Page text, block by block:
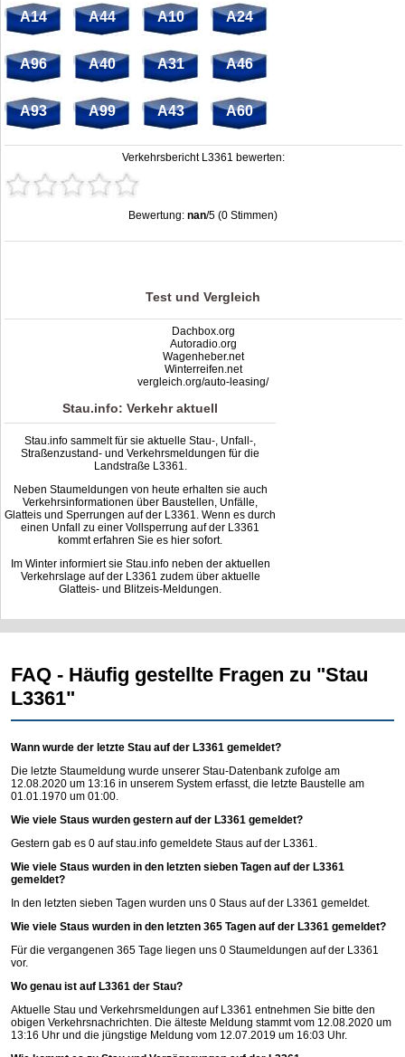
A14 A44 A10 A24
A96 A40 A31 A46
A93 A99 A43 A60
Verkehrsbericht L3361 bewerten:
Bewertung:nan/5 (0 Stimmen)
Stau L3361: Unfälle, Sperrung & Baustellen | Staumelder L3361 ,nanout of5
Test und Vergleich
Dachbox.org
Autoradio.org
Wagenheber.net
Winterreifen.net
vergleich.org/auto-leasing/
Stau.info: Verkehr aktuell
Stau.info sammelt für sie aktuelle Stau-, Unfall-,
Straßenzustand- und Verkehrsmeldungen für die
Landstraße L3361.
Neben Staumeldungen von heute erhalten sie auch
Verkehrsinformationen über Baustellen, Unfälle,
Glatteis und Sperrungen auf der L3361. Wenn es durch
einen Unfall zu einer Vollsperrung auf der L3361
kommt erfahren Sie es hier sofort.
Im Winter informiert sie Stau.info neben der aktuellen
Verkehrslage auf der L3361 zudem über aktuelle
Glatteis- und Blitzeis-Meldungen.
FAQ - Häufig gestellte Fragen zu "Stau
L3361"
Wann wurde der letzte Stau auf der L3361 gemeldet?
Die letzte Staumeldung wurde unserer Stau-Datenbank zufolge am
12.08.2020 um 13:16 in unserem System erfasst, die letzte Baustelle am
01.01.1970 um 01:00.
Wie viele Staus wurden gestern auf der L3361 gemeldet?
Gestern gab es 0 aufstau.info gemeldete Staus auf der L3361.
Wie viele Staus wurden in den letzten sieben Tagen auf der L3361
gemeldet?
In den letzten sieben Tagen wurden uns 0 Staus auf der L3361 gemeldet.
Wie viele Staus wurden in den letzten 365 Tagen auf der L3361 gemeldet?
Für die vergangenen 365 Tage liegen uns 0 Staumeldungen auf der L3361
vor.
Wo genau ist auf L3361 der Stau?
Aktuelle Stau und Verkehrsmeldungen auf L3361 entnehmen Sie bitte den
obigen Verkehrsnachrichten. Die älteste Meldung stammt vom 12.08.2020 um
13:16 Uhr und die jüngstige Meldung vom 12.07.2019 um 16:03 Uhr.